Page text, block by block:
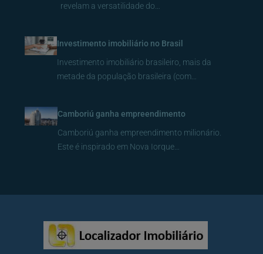
revelam a versatilidade do…
Investimento imobiliário no Brasil
Investimento imobiliário brasileiro, mais da
metade da população brasileira (com…
Camboriú ganha empreendimento
Camboriú ganha empreendimento milionário.
Este é inspirado em Nova Iorque…